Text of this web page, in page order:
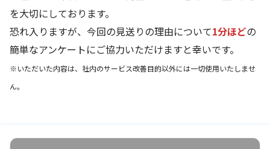
を大切にしております。
恐れ入りますが、今回の見送りの理由について1分ほどの
簡単なアンケートにご協力いただけますと幸いです。
※いただいた内容は、社内のサービス改善目的以外には一切使用いたしませ
ん。